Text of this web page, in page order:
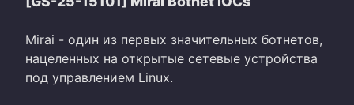
Mirai - один из первых значительных ботнетов,
нацеленных на открытые сетевые устройства
под управлением Linux.